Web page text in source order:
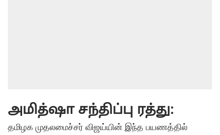
அமித்ஷா சந்திப்பு ரத்து:
தமிழக முதலமைச்சர் விஜய்யின் இந்த பயணத்தில்